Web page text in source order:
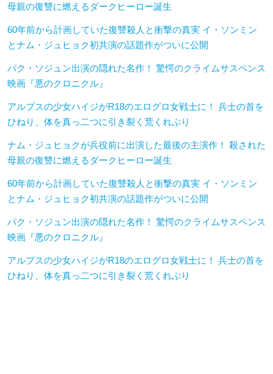
母親の復讐に燃えるダークヒーロー誕生
60年前から計画していた復讐殺人と衝撃の真実 イ・ソンミン
とナム・ジュヒョク初共演の話題作がついに公開
パク・ソジュン出演の隠れた名作！ 驚愕のクライムサスペンス
映画『悪のクロニクル』
アルプスの少女ハイジがR18のエログロ女戦士に！ 兵士の首を
ひねり、体を真っ二つに引き裂く荒くれぶり
ナム・ジュヒョクが兵役前に出演した最後の主演作！ 殺された
母親の復讐に燃えるダークヒーロー誕生
60年前から計画していた復讐殺人と衝撃の真実 イ・ソンミン
とナム・ジュヒョク初共演の話題作がついに公開
パク・ソジュン出演の隠れた名作！ 驚愕のクライムサスペンス
映画『悪のクロニクル』
アルプスの少女ハイジがR18のエログロ女戦士に！ 兵士の首を
ひねり、体を真っ二つに引き裂く荒くれぶり